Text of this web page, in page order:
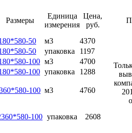
Размеры
Единица
измерения
Цена,
руб.
50 м3 4370
50 упаковка
1197
100 м3
4700
100 упаковка 1288
100 м3 4760
100 упаковка 2608